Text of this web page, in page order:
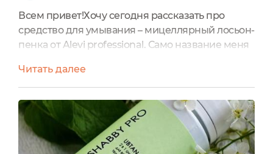
Всем привет!Хочу сегодня рассказать про
средство для умывания – мицеллярный лосьон-
пенка от Alevi professional. Само название меня
мицеллярной воде, а тут пенка – интересно А
для умывания я предпочитаю именно форму
пенки. Её не нужно смывать. Эта пенка сразу
зацепила своим кокосовым ароматом –
нежным и невероятно -приятным. Я правда
падка на всё вкусно пахнущее, именно...
Читать далее